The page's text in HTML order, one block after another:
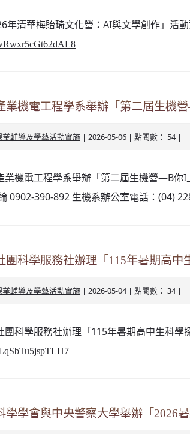
年清華梅貽琦文化營：AI與文學創作」活
業機電工程學系舉辦「第二屆生機
業輔導及學藝活動實施| 2026-05-06 | 點閱數： 54 |
業機電工程學系舉辦「第二屆生機營—B
0902-390-892 生機系辦公室電話：(04)
團科學服務社辦理「115年暑期高中
業輔導及學藝活動實施| 2026-05-04 | 點閱數： 34 |
團科學服務社辦理「115年暑期高中生科
學學會與中央警察大學舉辦「2026